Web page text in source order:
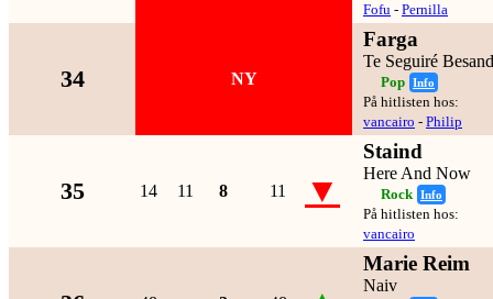
Fofu - Pernilla
34 NY
Farga
Te Seguiré
Pop Info
På hitlisten hos:
vancairo - Philip
35 14 11 8 11 ▼
Staind
Here And Now
Rock Info
På hitlisten hos:
vancairo
Marie Reim
Naiv